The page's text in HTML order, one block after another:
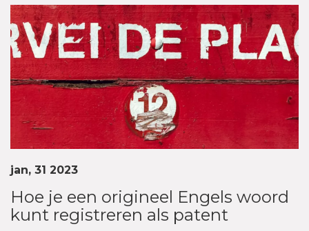
jan, 31 2023
Hoe je een origineel Engels woord
kunt registreren als patent